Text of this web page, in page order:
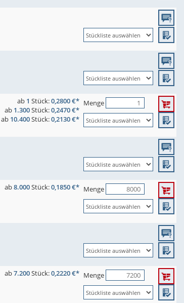
ab 1 Stück:0,2800 €*
ab 1.300Stück:0,2470 €*
ab 10.400Stück:0,2130 €*
Menge
ab8.000Stück:0,1850 €* Menge
ab7.200Stück:0,2220 €* Menge